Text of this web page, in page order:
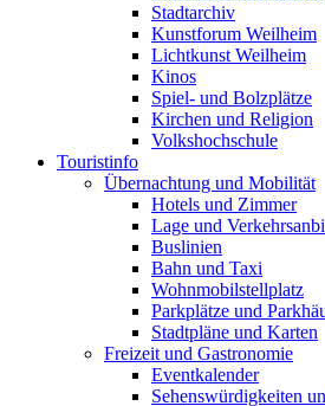
Stadtarchiv
Kunstforum Weilheim
Lichtkunst Weilheim
Kinos
Spiel- und Bolzplätze
Kirchen und Religion
Volkshochschule
Touristinfo
Übernachtung und Mobilität
Hotels und Zimmer
Lage und
Buslinien
Bahn und Taxi
Wohnmobilstellplatz
Parkplätze und
Stadtpläne und Karten
Freizeit und Gastronomie
Eventkalender
Sehenswürdigkeiten